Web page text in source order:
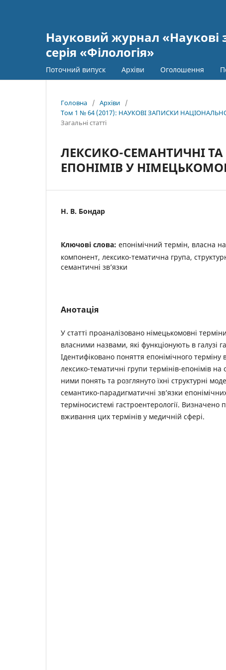
Науковий журнал «Наукові
серія «Філологія»
Поточний випуск Архіви Оголошення
Головна / Архіви
/
Том 1 № 64 (2017): НАУКОВІ ЗАПИСКИ
Загальні статті
ЛЕКСИКО-СЕМАНТИЧНІ ТА
ЕПОНІМІВ У
Н. В. Бондар
Ключові слова: епонімічний термін, власна
компонент, лексико-тематична група,
семантичні зв’язки
Анотація
У статті проаналізовано німецькомовні
власними назвами, які функціонують в галузі
Ідентифіковано поняття епонімічного
лексико-тематичні групи термінів-епонімів на
ними понять та розглянуто їхні структурні
семантико-парадигматичні зв’язки
терміносистемі гастроентерології. Визначено
вживання цих термінів у медичній сфері.